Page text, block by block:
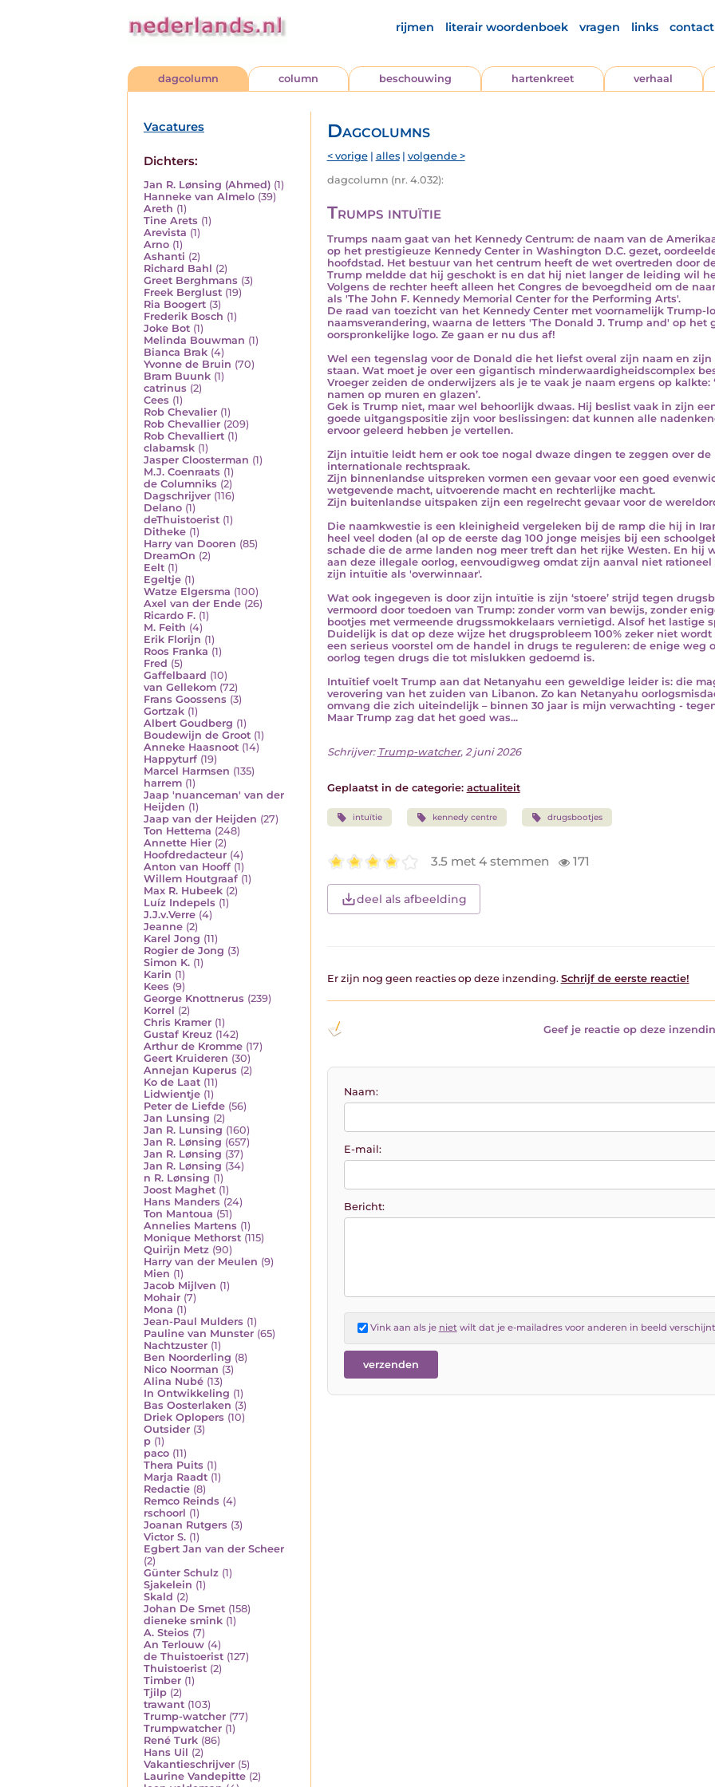
rijmen literair woordenboek vragen links contact
dagcolumn column beschouwing hartenkreet verhaal
Vacatures
Dichters:
Jan R. Lønsing (Ahmed) (1)
Hanneke van Almelo (39)
Areth (1)
Tine Arets (1)
Arevista (1)
Arno (1)
Ashanti (2)
Richard Bahl (2)
Greet Berghmans (3)
Freek Berglust (19)
Ria Boogert (3)
Frederik Bosch (1)
Joke Bot (1)
Melinda Bouwman (1)
Bianca Brak (4)
Yvonne de Bruin (70)
Bram Buunk (1)
catrinus (2)
Cees (1)
Rob Chevalier (1)
Rob Chevallier (209)
Rob Chevalliert (1)
clabamsk (1)
Jasper Cloosterman (1)
M.J. Coenraats (1)
de Columniks (2)
Dagschrijver (116)
Delano (1)
deThuistoerist (1)
Ditheke (1)
Harry van Dooren (85)
DreamOn (2)
Eelt (1)
Egeltje (1)
Watze Elgersma (100)
Axel van der Ende (26)
Ricardo F. (1)
M. Feith (4)
Erik Florijn (1)
Roos Franka (1)
Fred (5)
Gaffelbaard (10)
van Gellekom (72)
Frans Goossens (3)
Gortzak (1)
Albert Goudberg (1)
Boudewijn de Groot (1)
Anneke Haasnoot (14)
Happyturf (19)
Marcel Harmsen (135)
harrem (1)
Jaap 'nuanceman' van der
Heijden (1)
Jaap van der Heijden (27)
Ton Hettema (248)
Annette Hier (2)
Hoofdredacteur (4)
Anton van Hooff (1)
Willem Houtgraaf (1)
Max R. Hubeek (2)
Luíz Indepels (1)
J.J.v.Verre (4)
Jeanne (2)
Karel Jong (11)
Rogier de Jong (3)
Simon K. (1)
Karin (1)
Kees (9)
George Knottnerus (239)
Korrel (2)
Chris Kramer (1)
Gustaf Kreuz (142)
Arthur de Kromme (17)
Geert Kruideren (30)
Annejan Kuperus (2)
Ko de Laat (11)
Lidwientje (1)
Peter de Liefde (56)
Jan Lunsing (2)
Jan R. Lunsing (160)
Jan R. Lønsing (657)
Jan R. Lønsing (37)
Jan R. Lønsing (34)
n R. Lønsing (1)
Joost Maghet (1)
Hans Manders (24)
Ton Mantoua (51)
Annelies Martens (1)
Monique Methorst (115)
Quirijn Metz (90)
Harry van der Meulen (9)
Mien (1)
Jacob Mijlven (1)
Mohair (7)
Mona (1)
Jean-Paul Mulders (1)
Pauline van Munster (65)
Nachtzuster (1)
Ben Noorderling (8)
Nico Noorman (3)
Alina Nubé (13)
In Ontwikkeling (1)
Bas Oosterlaken (3)
Driek Oplopers (10)
Outsider (3)
p (1)
paco (11)
Thera Puits (1)
Marja Raadt (1)
Redactie (8)
Remco Reinds (4)
rschoorl (1)
Joanan Rutgers (3)
Victor S. (1)
Egbert Jan van der Scheer
(2)
Günter Schulz (1)
Sjakelein (1)
Skald (2)
Johan De Smet (158)
dieneke smink (1)
A. Steios (7)
An Terlouw (4)
de Thuistoerist (127)
Thuistoerist (2)
Timber (1)
Tjilp (2)
trawant (103)
Trump-watcher (77)
Trumpwatcher (1)
René Turk (86)
Hans Uil (2)
Vakantieschrijver (5)
Laurine Vandepitte (2)
Dagcolumns
< vorige| alles| volgende >
dagcolumn (nr. 4.032):
Trumps intuïtie
Trumps naam gaat van het Kennedy Centrum: de naam van de
op het prestigieuze Kennedy Center in Washington D.C. gezet,
hoofdstad. Het bestuur van het centrum heeft de wet overtreden door
Trump meldde dat hij geschokt is en dat hij niet langer de leiding wil
Volgens de rechter heeft alleen het Congres de bevoegdheid om de
als 'The John F. Kennedy Memorial Center for the Performing Arts'.
De raad van toezicht van het Kennedy Center met voornamelijk Trump-
naamsverandering, waarna de letters 'The Donald J. Trump and' op
oorspronkelijke logo. Ze gaan er nu dus af!
Wel een tegenslag voor de Donald die het liefst overal zijn naam en
staan. Wat moet je over een gigantisch minderwaardigheidscomplex
Vroeger zeiden de onderwijzers als je te vaak je naam ergens op
namen op muren en glazen’.
Gek is Trump niet, maar wel behoorlijk dwaas. Hij beslist vaak in zijn
goede uitgangspositie zijn voor beslissingen: dat kunnen alle
ervoor geleerd hebben je vertellen.
Zijn intuïtie leidt hem er ook toe nogal dwaze dingen te zeggen over de
internationale rechtspraak.
Zijn binnenlandse uitspreken vormen een gevaar voor een goed
wetgevende macht, uitvoerende macht en rechterlijke macht.
Zijn buitenlandse uitspaken zijn een regelrecht gevaar voor de
Die naamkwestie is een kleinigheid vergeleken bij de ramp die hij in
heel veel doden (al op de eerste dag 100 jonge meisjes bij een
schade die de arme landen nog meer treft dan het rijke Westen. En hij
aan deze illegale oorlog, eenvoudigweg omdat zijn aanval niet
zijn intuïtie als 'overwinnaar'.
Wat ook ingegeven is door zijn intuïtie is zijn ‘stoere’ strijd tegen
vermoord door toedoen van Trump: zonder vorm van bewijs, zonder
bootjes met vermeende drugssmokkelaars vernietigd. Alsof het lastige
Duidelijk is dat op deze wijze het drugsprobleem 100% zeker niet
een serieus voorstel om de handel in drugs te reguleren: de enige weg
oorlog tegen drugs die tot mislukken gedoemd is.
Intuïtief voelt Trump aan dat Netanyahu een geweldige leider is: die
verovering van het zuiden van Libanon. Zo kan Netanyahu
omvang die zich uiteindelijk – binnen 30 jaar is mijn verwachting -
Maar Trump zag dat het goed was...
Schrijver: Trump-watcher, 2 juni 2026
Geplaatst in de categorie: actualiteit
intuïtie kennedy centre drugsbootjes
3.5 met 4 stemmen 171
deel als afbeelding
Er zijn nog geen reacties op deze inzending. Schrijf de eerste reactie!
Geef je reactie op deze
Naam:
E-mail:
Bericht:
Vink aan als je nietwilt dat je e-mailadres voor anderen in beeld verschijnt